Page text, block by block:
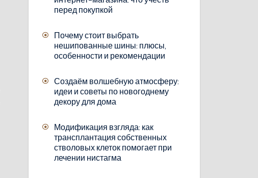
перед покупкой
Почему стоит выбрать
нешипованные шины: плюсы,
особенности и рекомендации
Создаём волшебную атмосферу:
идеи и советы по новогоднему
декору для дома
Модификация взгляда: как
трансплантация собственных
стволовых клеток помогает при
лечении нистагма